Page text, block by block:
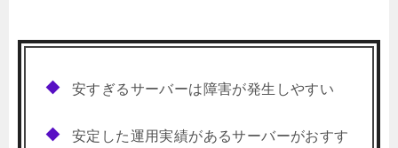
安すぎるサーバーは障害が発生しやすい
安定した運用実績があるサーバーがおすす